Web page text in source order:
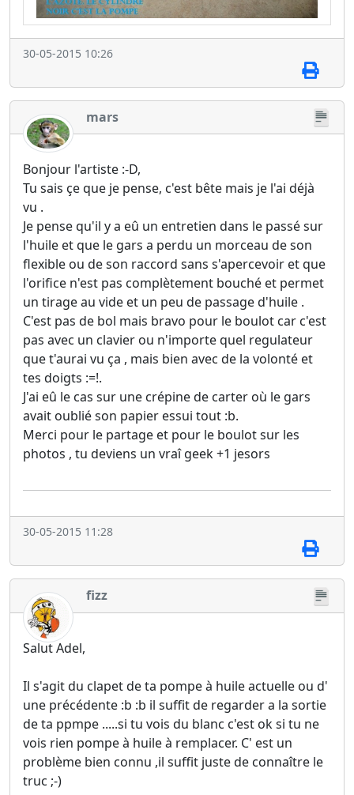
30-05-2015 10:26
mars
Bonjour l'artiste :-D,
Tu sais çe que je pense, c'est bête mais je l'ai déjà
vu .
Je pense qu'il y a eû un entretien dans le passé sur
l'huile et que le gars a perdu un morceau de son
flexible ou de son raccord sans s'apercevoir et que
l'orifice n'est pas complètement bouché et permet
un tirage au vide et un peu de passage d'huile .
C'est pas de bol mais bravo pour le boulot car c'est
pas avec un clavier ou n'importe quel regulateur
que t'aurai vu ça , mais bien avec de la volonté et
tes doigts :=!.
J'ai eû le cas sur une crépine de carter où le gars
avait oublié son papier essui tout :b.
Merci pour le partage et pour le boulot sur les
photos , tu deviens un vraî geek +1 jesors
30-05-2015 11:28
fizz
Salut Adel,
Il s'agit du clapet de ta pompe à huile actuelle ou d'
une précédente :b :b il suffit de regarder a la sortie
de ta ppmpe .....si tu vois du blanc c'est ok si tu ne
vois rien pompe à huile à remplacer. C' est un
problème bien connu ,il suffit juste de connaître le
truc ;-)